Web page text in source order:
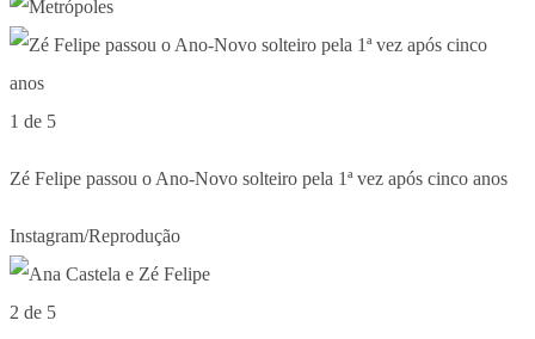
1 de 5
Zé Felipe passou o Ano-Novo solteiro pela 1ª vez após cinco anos
Instagram/Reprodução
2 de 5